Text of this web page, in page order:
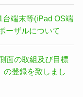
端末等(iPad OS端
ーザルについて
面の取組及び目標
の登録を致しまし